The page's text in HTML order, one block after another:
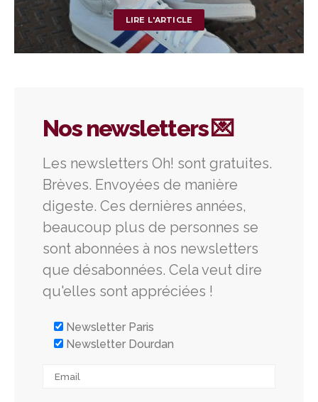
LIRE L'ARTICLE
Nos newsletters 💌
Les newsletters Oh! sont gratuites.
Brèves. Envoyées de manière
digeste. Ces dernières années,
beaucoup plus de personnes se
sont abonnées à nos newsletters
que désabonnées. Cela veut dire
qu'elles sont appréciées !
Newsletter Paris
Newsletter Dourdan